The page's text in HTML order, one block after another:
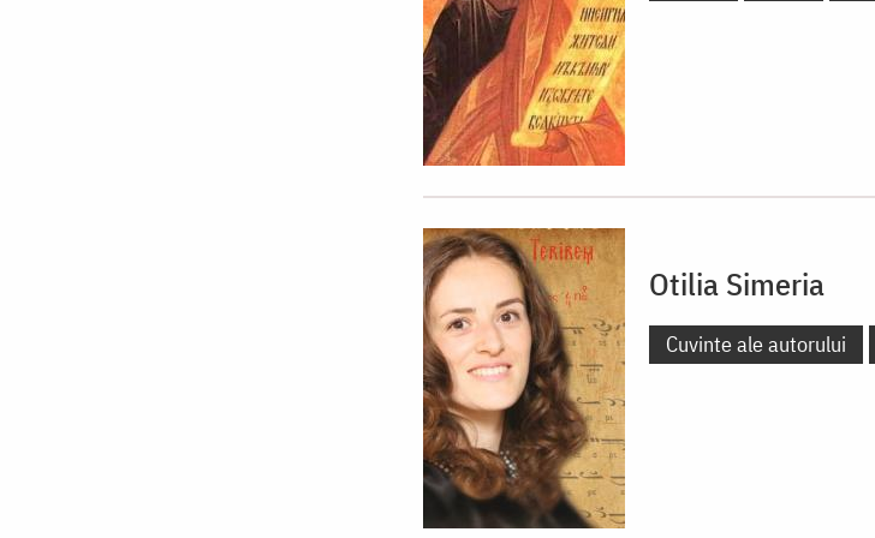
Otilia Simeria
Cuvinte ale autorului